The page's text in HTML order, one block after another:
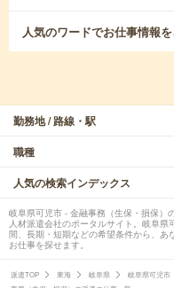
人気のワードでお仕事情報
勤務地 / 路線・駅
職種
人気の検索インデックス
岐阜県可児市 - 金融事務（生保・損保）
人材派遣会社のポータルサイト。岐阜
間、長期・短期などの希望条件から、
お仕事を探せます。
派遣TOP 東海 岐阜県 岐阜県可児市